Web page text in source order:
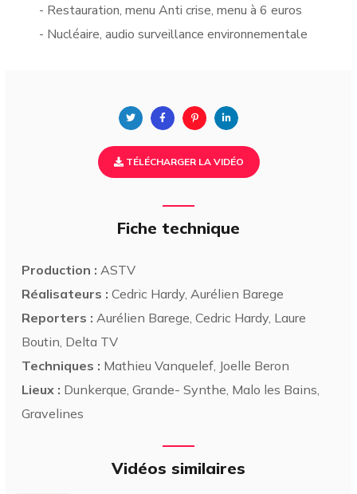
- Restauration, menu Anti crise, menu à 6 euros
- Nucléaire, audio surveillance environnementale
TÉLÉCHARGER LA VIDÉO
Fiche technique
Production : ASTV
Réalisateurs : Cedric Hardy, Aurélien Barege
Reporters : Aurélien Barege, Cedric Hardy, Laure
Boutin, Delta TV
Techniques : Mathieu Vanquelef, Joelle Beron
Lieux : Dunkerque, Grande- Synthe, Malo les Bains,
Gravelines
Vidéos similaires